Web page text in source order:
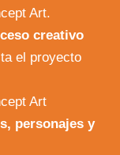
Art.
creativo
el proyecto
Art
personajes y